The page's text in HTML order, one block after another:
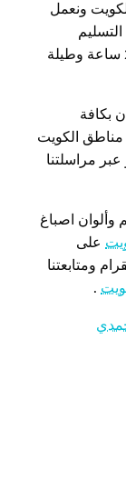
ونعمل
واحترام المواعيد نلبي طلباتكم على مدار 24 ساعة وطيلة
بكافة
مناطق الكويت
مراسلتنا
وألوان اصباغ
على
ومتابعتنا
.